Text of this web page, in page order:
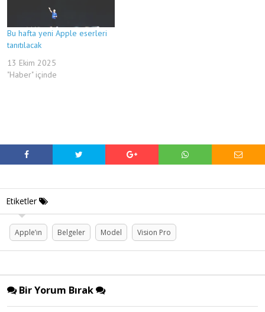
Bu hafta yeni Apple eserleri
tanıtılacak
13 Ekim 2025
"Haber" içinde
Etiketler
Apple’ın Belgeler Model Vision Pro
Bir Yorum Bırak